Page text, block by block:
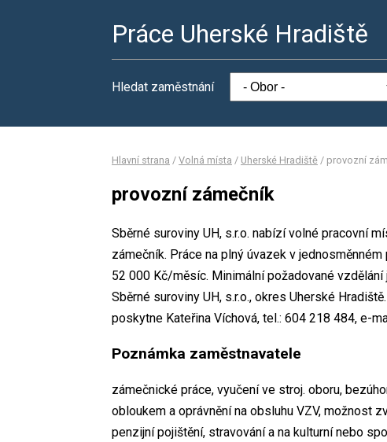
Práce Uherské Hradiště
Hledat zaměstnání
Hlavní strana / Volná místa / Uherské Hradiště / provozní
provozní zámečník
Sběrné suroviny UH, s.r.o. nabízí volné pracovní
zámečník. Práce na plný úvazek v
52 000 Kč/měsíc. Minimální požadované
Sběrné suroviny UH, s.r.o., okres Uherské
poskytne Kateřina Víchová, tel.: 604 218 484, e-
Poznámka zaměstnavatele
zámečnické práce, vyučení ve stroj. oboru,
obloukem a oprávnění na obsluhu VZV, možnost
penzijní pojištění, stravování a na kulturní nebo